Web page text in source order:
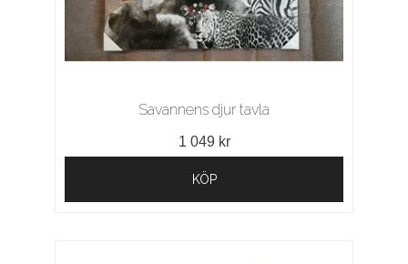
Savannens djur tavla
1 049 kr
KÖP